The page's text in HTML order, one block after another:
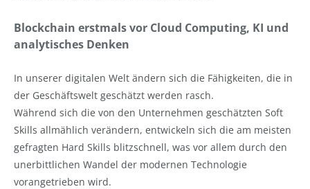
Blockchain erstmals vor Cloud Computing, KI und
analytisches Denken
In unserer digitalen Welt ändern sich die Fähigkeiten, die in
der Geschäftswelt geschätzt werden rasch.
Während sich die von den Unternehmen geschätzten Soft
Skills allmählich verändern, entwickeln sich die am meisten
gefragten Hard Skills blitzschnell, was vor allem durch den
unerbittlichen Wandel der modernen Technologie
vorangetrieben wird.